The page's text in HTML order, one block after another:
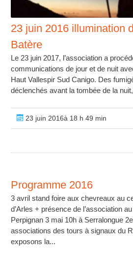
23 juin 2016 illumination
Batère
Le 23 juin 2017, l’association a
communications de jour et de nuit
Haut Vallespir Sud Canigo. Des
déclenchés avant la tombée de la
23 juin 2016à 18 h 49 min
Programme 2016
3 avril stand foire aux chevreaux au
d’Arles + présence de l’association
Perpignan 3 mai 10h à Serralongue
associations des tours à signaux du
exposons la...